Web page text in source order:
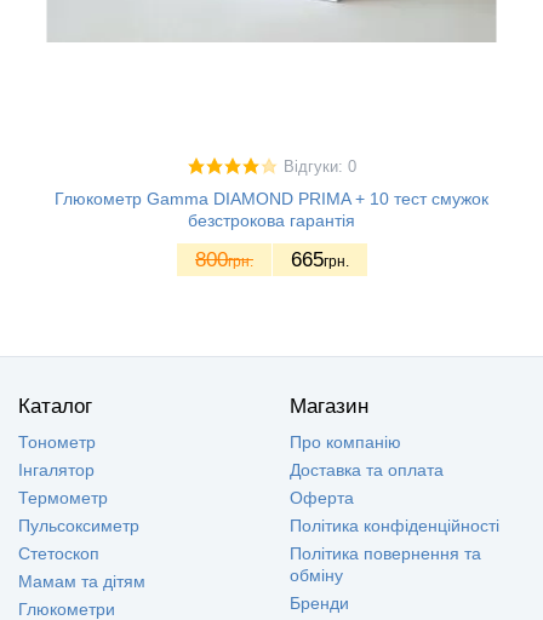
Відгуки: 0
Глюкометр Gamma DIAMOND PRIMA + 10 тест смужок
безстрокова гарантія
800грн. 665грн.
Каталог
Тонометр
Інгалятор
Термометр
Пульсоксиметр
Стетоскоп
Мамам та дітям
Глюкометри
Магазин
Про компанію
Доставка та оплата
Оферта
Політика конфіденційності
Політика повернення та
обміну
Бренди